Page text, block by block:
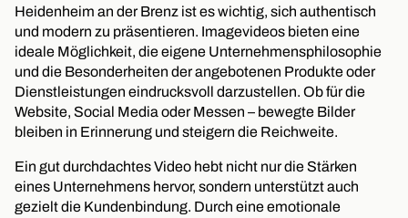
Heidenheim an der Brenz ist es wichtig, sich authentisch
und modern zu präsentieren. Imagevideos bieten eine
ideale Möglichkeit, die eigene Unternehmensphilosophie
und die Besonderheiten der angebotenen Produkte oder
Dienstleistungen eindrucksvoll darzustellen. Ob für die
Website, Social Media oder Messen – bewegte Bilder
bleiben in Erinnerung und steigern die Reichweite.
Ein gut durchdachtes Video hebt nicht nur die Stärken
eines Unternehmens hervor, sondern unterstützt auch
gezielt die Kundenbindung. Durch eine emotionale